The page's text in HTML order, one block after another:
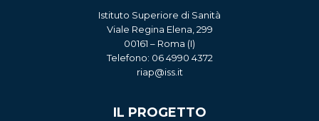
Istituto Superiore di Sanità
Viale Regina Elena, 299
00161 – Roma (I)
Telefono: 06 4990 4372
riap@iss.it
IL PROGETTO